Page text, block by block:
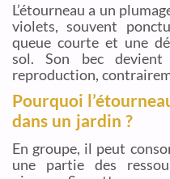
L’étourneau a un
violets, souvent
queue courte et une
sol. Son bec
reproduction,
Pourquoi
dans un jardin ?
En groupe, il peut
une partie des